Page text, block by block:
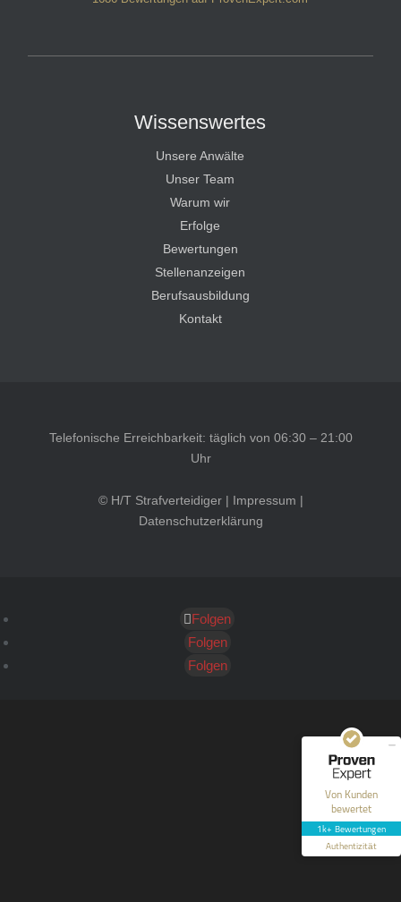
Wissenswertes
Unsere Anwälte
Unser Team
Warum wir
Erfolge
Bewertungen
Stellenanzeigen
Berufsausbildung
Kontakt
Telefonische Erreichbarkeit: täglich von 06:30 – 21:00
Uhr
© H/T Strafverteidiger | Impressum |
Datenschutzerklärung
Folgen
Folgen
Folgen
Von Kunden
bewertet
1k+ Bewertungen
Authentizität
Kundenbewertungen und Erfahrungen zu
SEHR GUT
40
Bewertungen auf
ProvenExpert.com
Blick aufs ProvenExpert-Profil werfen